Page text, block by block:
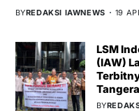
BYREDAKSI IAWNEWS 19
LSM
(IAW)
BY